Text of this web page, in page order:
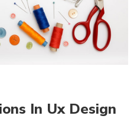
In Ux Design